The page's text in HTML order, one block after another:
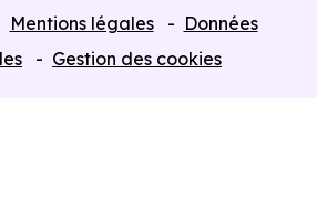
Mentions légales
Données
Gestion des cookies